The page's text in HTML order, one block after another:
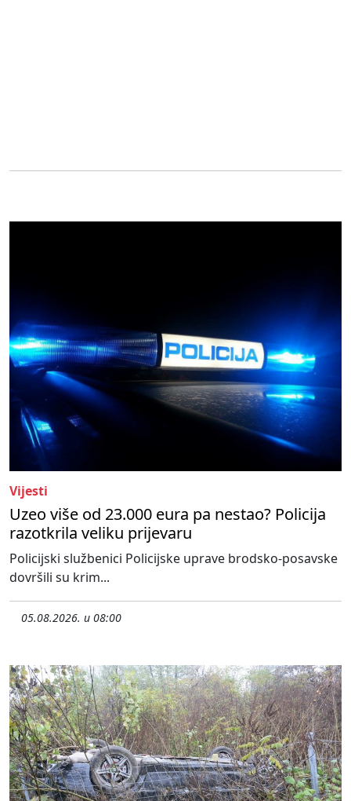
Vijesti
Uzeo više od 23.000 eura pa nestao? Policija
razotkrila veliku prijevaru
Policijski službenici Policijske uprave brodsko-posavske
dovršili su krim...
05.08.2026. u 08:00